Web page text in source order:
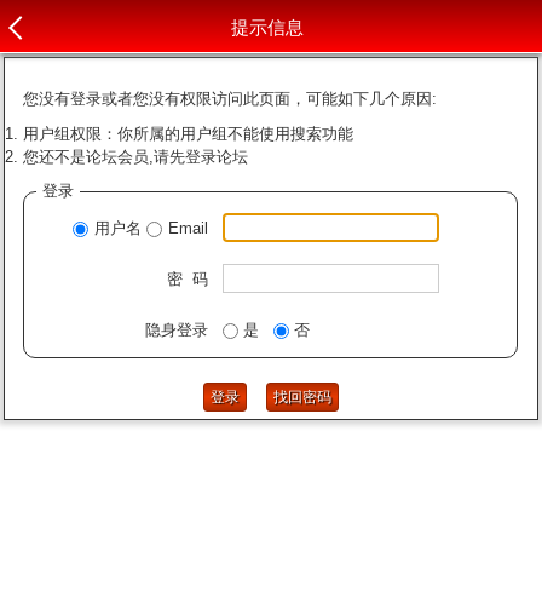
提示信息
您没有登录或者您没有权限访问此页面，可能如下几个原因:
用户组权限：你所属的用户组不能使用搜索功能
您还不是论坛会员,请先登录论坛
登录
用户名 Email
密 码
隐身登录 是 否